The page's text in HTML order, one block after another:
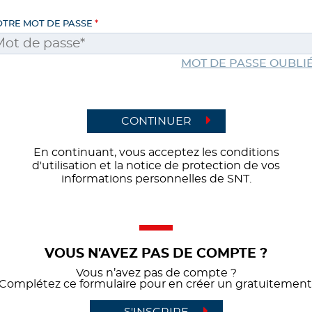
MOT DE PASSE
MOT DE PASSE
CONTINUER
En continuant, vous acceptez les conditions
d'utilisation et la notice de protection de vos
informations personnelles de SNT.
VOUS N'AVEZ PAS DE COMPTE ?
Vous n’avez pas de compte ?
ce formulaire pour en créer un